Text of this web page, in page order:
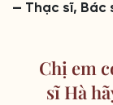
— Thạc sĩ, Bác
Chị em
sĩ Hà